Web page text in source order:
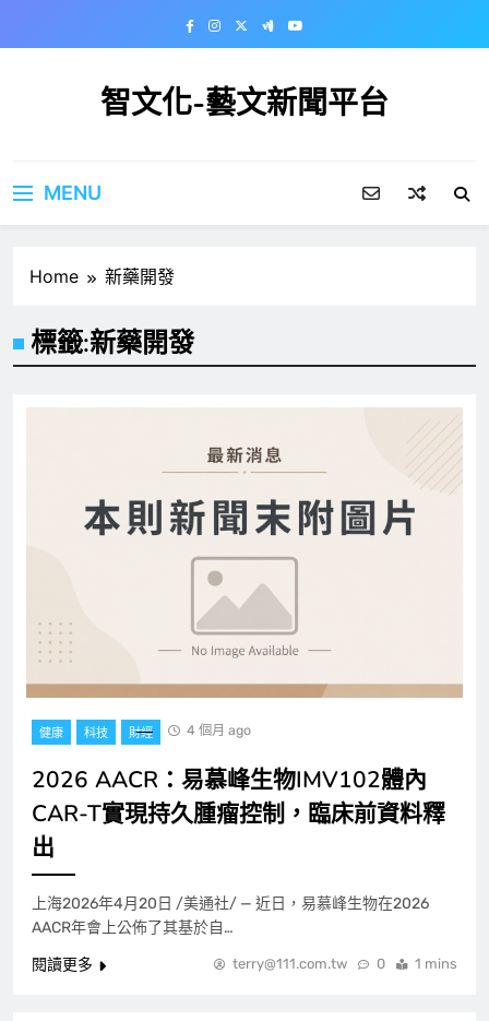
智文化-藝文新聞平台
MENU
Home 新藥開發
標籤:新藥開發
健康 科技 財經 4 個月 ago
2026 AACR：易慕峰生物IMV102體內
CAR-T實現持久腫瘤控制，臨床前資料釋
出
上海2026年4月20日 /美通社/ — 近日，易慕峰生物在2026
AACR年會上公佈了其基於自…
閱讀更多
terry@111.com.tw 0 1 mins